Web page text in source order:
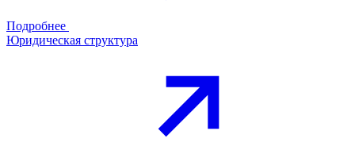
Подробнее
Юридическая структура